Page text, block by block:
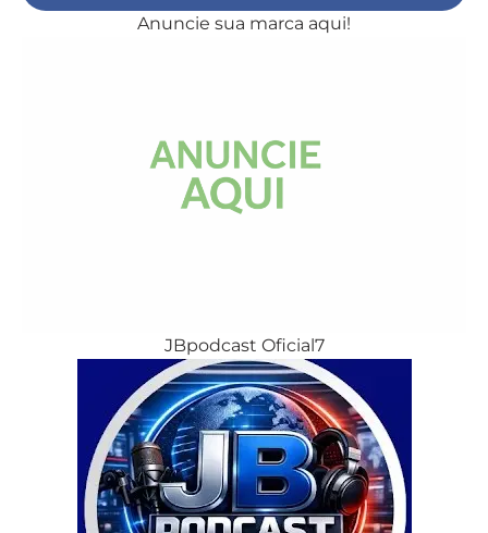
Anuncie sua marca aqui!
JBpodcast Oficial7